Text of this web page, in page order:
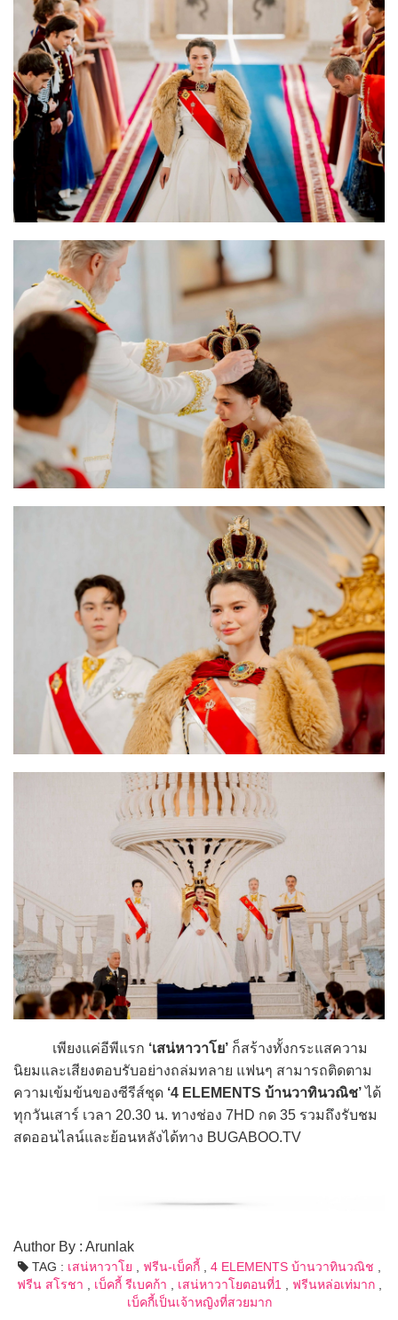
เพียงแค่อีพีแรก ‘เสน่หาวาโย’ ก็สร้างทั้งกระแสความ
นิยมและเสียงตอบรับอย่างถล่มทลาย แฟนๆ สามารถติดตาม
ความเข้มข้นของซีรีส์ชุด ‘4 ELEMENTS บ้านวาทินวณิช’ได้
ทุกวันเสาร์ เวลา 20.30 น. ทางช่อง 7HD กด 35 รวมถึงรับชม
สดออนไลน์และย้อนหลังได้ทาง BUGABOO.TV
Author By : Arunlak
TAG : เสน่หาวาโย ฟรีน-เบ็คกี้, 4 ELEMENTS บ้านวาทินวณิช
ฟรีน สโรชา
เบ็คกี้ รีเบคก้า เสน่หาวาโยตอนที่1 ฟรีนหล่อเท่มาก,
เบ็คกี้เป็นเจ้าหญิงที่สวยมาก